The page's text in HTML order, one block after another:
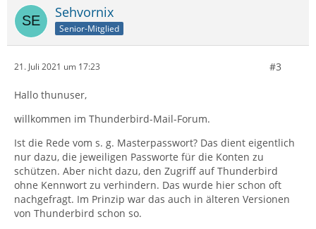
Sehvornix
Senior-Mitglied
21. Juli 2021 um 17:23 #3
Hallo thunuser,
willkommen im Thunderbird-Mail-Forum.
Ist die Rede vom s. g. Masterpasswort? Das dient eigentlich
nur dazu, die jeweiligen Passworte für die Konten zu
schützen. Aber nicht dazu, den Zugriff auf Thunderbird
ohne Kennwort zu verhindern. Das wurde hier schon oft
nachgefragt. Im Prinzip war das auch in älteren Versionen
von Thunderbird schon so.